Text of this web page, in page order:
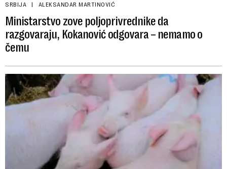
SRBIJA ALEKSANDAR MARTINOVIĆ
Ministarstvo zove poljoprivrednike da
razgovaraju, Kokanović odgovara – nemamo o
čemu